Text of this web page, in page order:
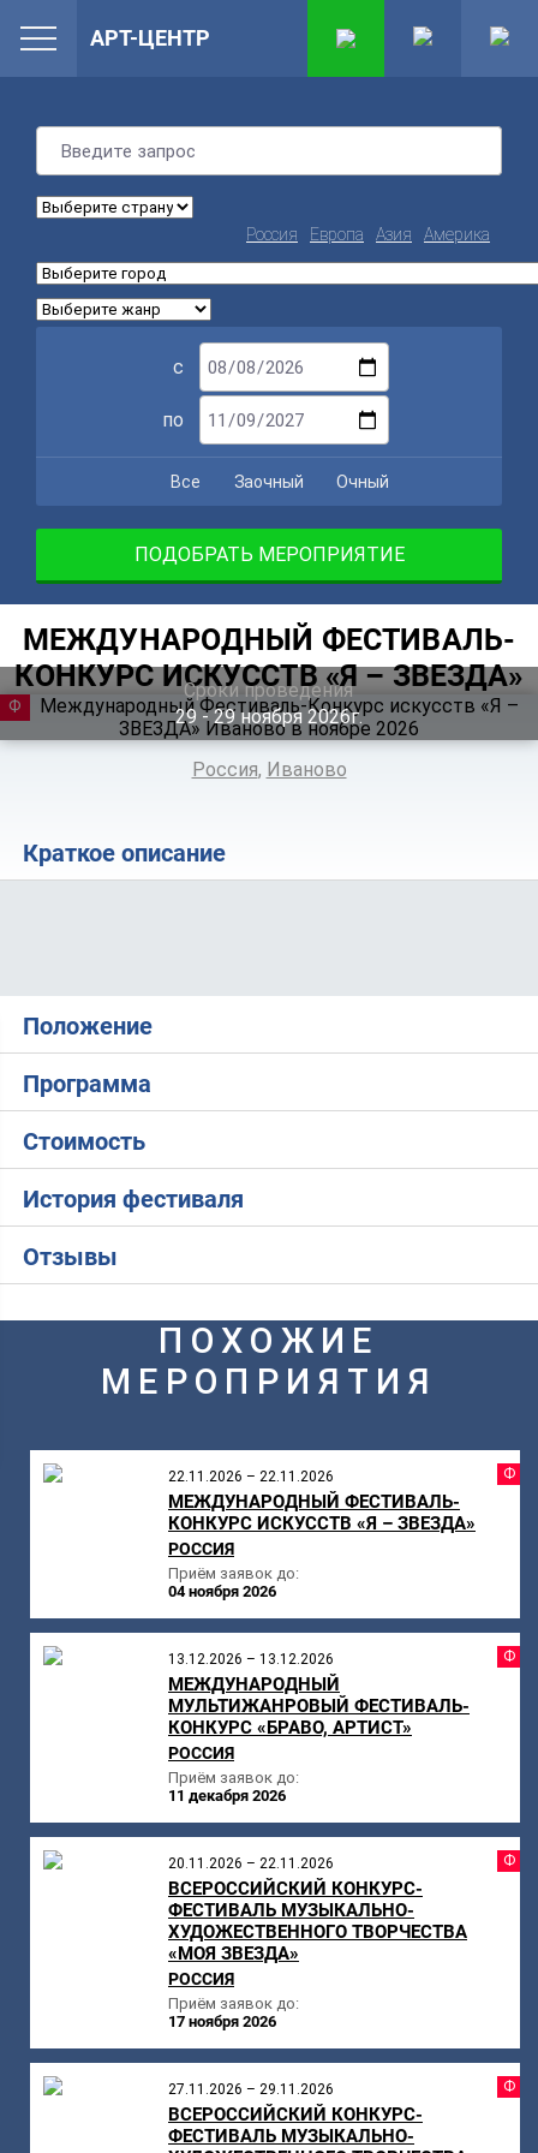
Россия Европа Азия Америка
с
по
Все Заочный Очный
ПОДОБРАТЬ МЕРОПРИЯТИЕ
МЕЖДУНАРОДНЫЙ ФЕСТИВАЛЬ-
КОНКУРС ИСКУССТВ «Я – ЗВЕЗДА»
Сроки проведения
29 ‐ 29 ноября 2026г.
ФЕСТИВАЛЬ
Россия, Иваново
Краткое описание
Положение
Программа
Стоимость
История фестиваля
Отзывы
ПОХОЖИЕ
МЕРОПРИЯТИЯ
22.11.2026 – 22.11.2026
МЕЖДУНАРОДНЫЙ ФЕСТИВАЛЬ-
КОНКУРС ИСКУССТВ «Я – ЗВЕЗДА»
РОССИЯ
Приём заявок до:
04 ноября 2026
13.12.2026 – 13.12.2026
МЕЖДУНАРОДНЫЙ
МУЛЬТИЖАНРОВЫЙ ФЕСТИВАЛЬ-
КОНКУРС «БРАВО, АРТИСТ»
РОССИЯ
Приём заявок до:
11 декабря 2026
20.11.2026 – 22.11.2026
ВСЕРОССИЙСКИЙ КОНКУРС-
ФЕСТИВАЛЬ МУЗЫКАЛЬНО-
ХУДОЖЕСТВЕННОГО ТВОРЧЕСТВА
«МОЯ ЗВЕЗДА»
РОССИЯ
Приём заявок до:
17 ноября 2026
27.11.2026 – 29.11.2026
ВСЕРОССИЙСКИЙ КОНКУРС-
ФЕСТИВАЛЬ МУЗЫКАЛЬНО-
АРТ-ЦЕНТР